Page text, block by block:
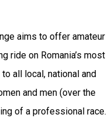
aims to offer amateur
ride on Romania’s most
all local, national and
and men (over the
of a professional race.